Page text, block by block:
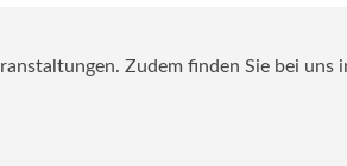
Zudem finden Sie bei uns